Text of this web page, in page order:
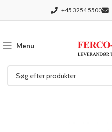
+45 3254 5500
Menu